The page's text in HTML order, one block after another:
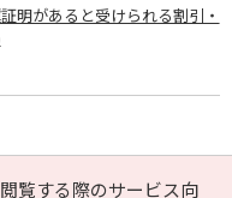
明があると受けられる割引・
覧する際のサービス向